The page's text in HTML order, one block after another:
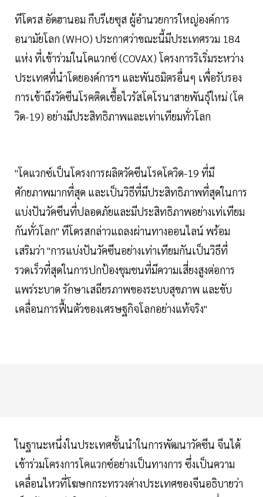
ทีโดรส อัดฮานอม กีบรีเยซุส ผู้อำนวยการใหญ่องค์การ
อนามัยโลก (WHO) ประกาศว่าขณะนี้มีประเทศรวม 184
แห่ง ที่เข้าร่วมในโคแวกซ์ (COVAX) โครงการริเริ่มระหว่าง
ประเทศที่นำโดยองค์การฯ และพันธมิตรอื่นๆ เพื่อรับรอง
การเข้าถึงวัคซีนโรคติดเชื้อไวรัสโคโรนาสายพันธุ์ใหม่ (โค
วิด-19) อย่างมีประสิทธิภาพและเท่าเทียมทั่วโลก
"โคแวกซ์เป็นโครงการผลิตวัคซีนโรคโควิด-19 ที่มี
ศักยภาพมากที่สุด และเป็นวิธีที่มีประสิทธิภาพที่สุดในการ
แบ่งปันวัคซีนที่ปลอดภัยและมีประสิทธิภาพอย่างเท่เทียม
กันทั่วโลก" ทีโดรสกล่าวแถลงผ่านทางออนไลน์ พร้อม
เสริมว่า "การแบ่งปันวัคซีนอย่างเท่าเทียมกันเป็นวิธีที่
รวดเร็วที่สุดในการปกป้องชุมชนที่มีความเสี่ยงสูงต่อการ
แพร่ระบาด รักษาเสถียรภาพของระบบสุขภาพ และขับ
เคลื่อนการฟื้นตัวของเศรษฐกิจโลกอย่างแท้จริง"
ในฐานะหนึ่งในประเทศชั้นนำในการพัฒนาวัคซีน จีนได้
เข้าร่วมโครงการโคแวกซ์อย่างเป็นทางการ ซึ่งเป็นความ
เคลื่อนไหวที่โฆษกกระทรวงต่างประเทศของจีนอธิบายว่า